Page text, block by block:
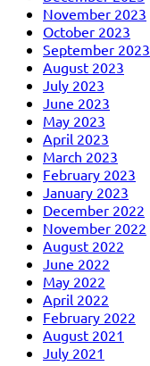
November 2023
October 2023
September 2023
August 2023
July 2023
June 2023
May 2023
April 2023
March 2023
February 2023
January 2023
December 2022
November 2022
August 2022
June 2022
May 2022
April 2022
February 2022
August 2021
July 2021